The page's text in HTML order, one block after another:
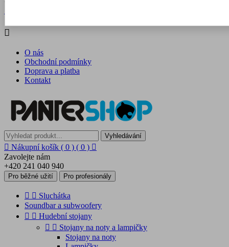

O nás
Obchodní podmínky
Doprava a platba
Kontakt
Vyhledávání
 Nákupní košík ( 0 ) ( 0 ) 
Zavolejte nám
+420 241 040 940
Pro běžné užití Pro profesionály
  Sluchátka
Soundbar a subwoofery
  Hudební stojany
  Stojany na noty a lampičky
Stojany na noty